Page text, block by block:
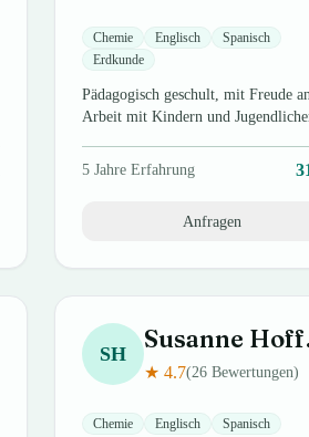
Chemie Englisch
Spanisch
Erdkunde
Pädagogisch geschult, mit Freude
Arbeit mit Kindern und
5 Jahre Erfahrung
Anfragen
SH Susanne Hoffmann
★ 4.7(26 Bewertungen)
Chemie Englisch Spanisch